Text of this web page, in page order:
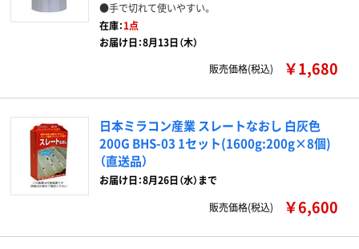
●手で切れて使いやすい。
在庫：1点
お届け日：8月13日（木）
販売価格(税込)
￥1,680
日本ミラコン産業 スレートなおし 白灰色
200G BHS-03 1セット(1600g:200g×8個)
（直送品）
お届け日：8月26日（水）まで
販売価格(税込)
￥6,600